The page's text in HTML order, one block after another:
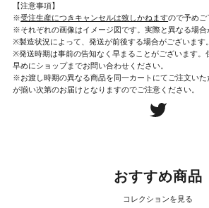
【注意事項】
※受注生産につきキャンセルは致しかねますので予めご
※それぞれの画像はイメージ図です。実際と異なる場合
※製造状況によって、発送が前後する場合がございます。
※発送時期は事前の告知なく早まることがございます。
早めにショップまでお問い合わせください。
※お渡し時期の異なる商品を同一カートにてご注文い
が揃い次第のお届けとなりますのでご注意ください。
おすすめ商品
コレクションを見る